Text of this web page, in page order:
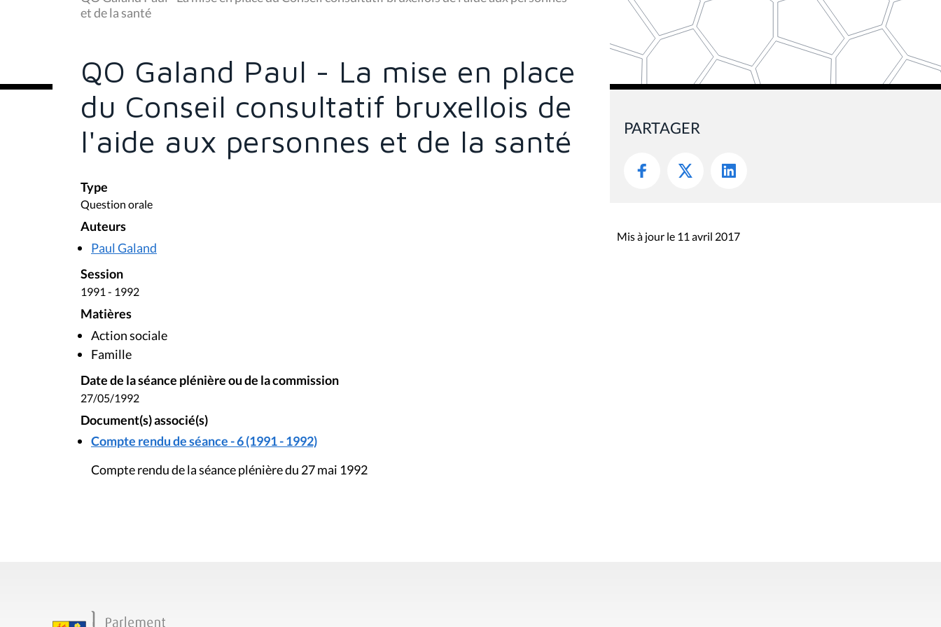
s
ê
c
:
et de la santé
QO Galand Paul - La mise en place
du Conseil consultatif bruxellois de
l'aide aux personnes et de la santé
Type
Question orale
Auteurs
Paul Galand
Session
1991 - 1992
Matières
Action sociale
Famille
Date de la séance plénière ou de la commission
27/05/1992
Document(s) associé(s)
Compte rendu de séance - 6 (1991 - 1992)
Compte rendu de la séance plénière du 27 mai 1992
PARTAGER
Mis à jour le 11 avril 2017